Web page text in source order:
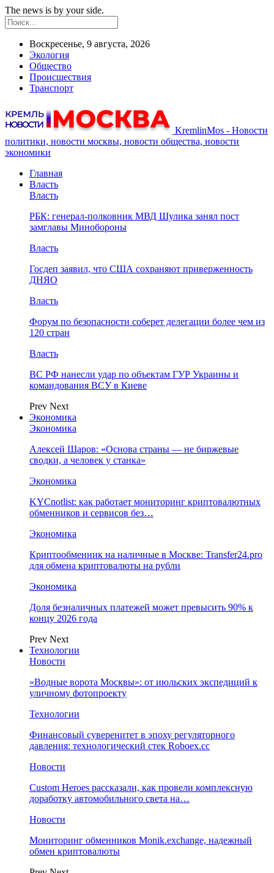
The news is by your side.
Воскресенье, 9 августа, 2026
Экология
Общество
Происшествия
Транспорт
KremlinMos - Новости
политики, новости москвы, новости общества, новости
экономики
Главная
Власть
Власть
РБК: генерал-полковник МВД Шулика занял пост
замглавы Минобороны
Власть
Госдеп заявил, что США сохраняют приверженность
ДНЯО
Власть
Форум по безопасности соберет делегации более чем из
120 стран
Власть
ВС РФ нанесли удар по объектам ГУР Украины и
командования ВСУ в Киеве
Prev Next
Экономика
Экономика
Алексей Шаров: «Основа страны — не биржевые
сводки, а человек у станка»
Экономика
KYCnotlist: как работает мониторинг криптовалютных
обменников и сервисов без…
Экономика
Криптообменник на наличные в Москве: Transfer24.pro
для обмена криптовалюты на рубли
Экономика
Доля безналичных платежей может превысить 90% к
концу 2026 года
Prev Next
Технологии
Новости
«Водные ворота Москвы»: от июльских экспедиций к
уличному фотопроекту
Технологии
Финансовый суверенитет в эпоху регуляторного
давления: технологический стек Roboex.cc
Новости
Custom Heroes рассказали, как провели комплексную
доработку автомобильного света на…
Новости
Мониторинг обменников Monik.exchange, надежный
обмен криптовалюты